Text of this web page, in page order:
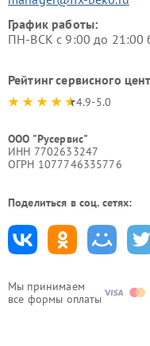
Мы принимаем
все формы оплаты
График работы:
ПН-ВСК с 9:00 до 21:00
Рейтинг сервисного
4.9-5.0
ООО "Русервис"
ИНН 7702633247
ОГРН 1077746335776
Поделиться в соц. сетях: